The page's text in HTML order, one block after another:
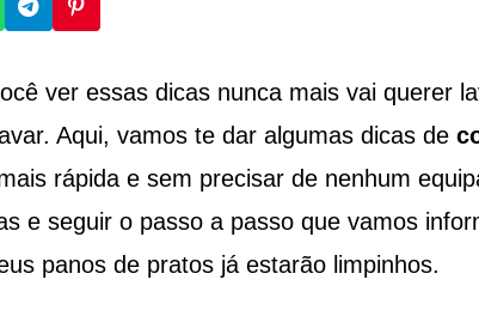
ver essas dicas nunca mais vai querer
Aqui, vamos te dar algumas dicas de
rápida e sem precisar de nenhum
e seguir o passo a passo que vamos
panos de pratos já estarão limpinhos.